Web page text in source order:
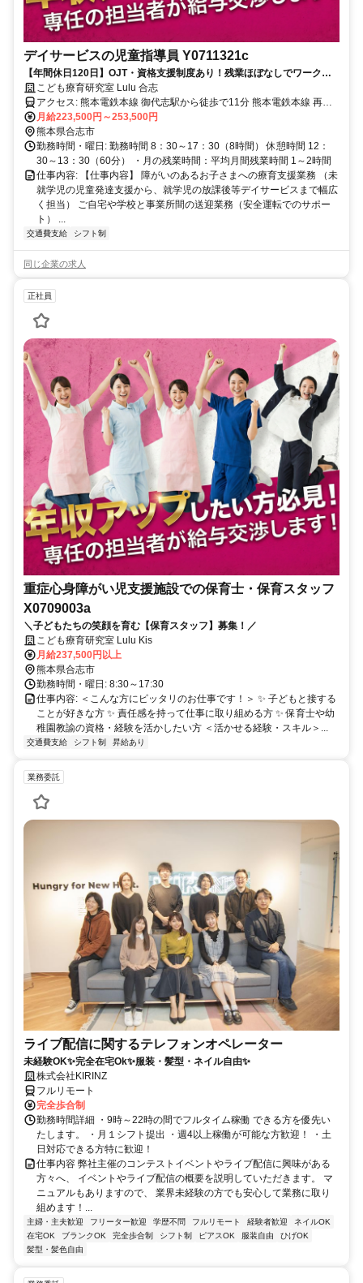
デイサービスの児童指導員 Y0711321c
【年間休日120日】OJT・資格支援制度あり！残業ほぼなしでワークラ
イフバランスも充実♪
こども療育研究室 Lulu 合志
アクセス: 熊本電鉄本線 御代志駅から徒歩で11分 熊本電鉄本線 再春
荘前駅から徒歩で17分 熊本電鉄本線 熊本高専前駅から徒歩で21分
月給223,500円～253,500円
熊本県合志市
勤務時間・曜日: 勤務時間 8：30～17：30（8時間） 休憩時間 12：
30～13：30（60分） ・月の残業時間：平均月間残業時間 1～2時間
仕事内容: 【仕事内容】 障がいのあるお子さまへの療育支援業務 （未
就学児の児童発達支援から、就学児の放課後等デイサービスまで幅広
く担当） ご自宅や学校と事業所間の送迎業務（安全運転でのサポー
ト） ...
交通費支給 シフト制
同じ企業の求人
正社員
重症心身障がい児支援施設での保育士・保育スタッフ
X0709003a
＼子どもたちの笑顔を育む【保育スタッフ】募集！／
こども療育研究室 Lulu Kis
月給237,500円以上
熊本県合志市
勤務時間・曜日: 8:30～17:30
仕事内容: ＜こんな方にピッタリのお仕事です！＞ ✨ 子どもと接する
ことが好きな方 ✨ 責任感を持って仕事に取り組める方 ✨ 保育士や幼
稚園教諭の資格・経験を活かしたい方 ＜活かせる経験・スキル＞...
交通費支給 シフト制 昇給あり
業務委託
ライブ配信に関するテレフォンオペレーター
未経験OK✨完全在宅Ok✨服装・髪型・ネイル自由✨
株式会社KIRINZ
フルリモート
完全歩合制
勤務時間詳細 ・9時～22時の間でフルタイム稼働 できる方を優先い
たします。 ・月１シフト提出 ・週4以上稼働が可能な方歓迎！ ・土
日対応できる方特に歓迎！
仕事内容 弊社主催のコンテストイベントやライブ配信に興味がある
方々へ、 イベントやライブ配信の概要を説明していただきます。 マ
ニュアルもありますので、 業界未経験の方でも安心して業務に取り
組めます！...
主婦・主夫歓迎 フリーター歓迎 学歴不問 フルリモート 経験者歓迎
ネイルOK
在宅OK
ブランクOK 完全歩合制 シフト制 ピアスOK 服装自由
ひげOK
髪型・髪色自由